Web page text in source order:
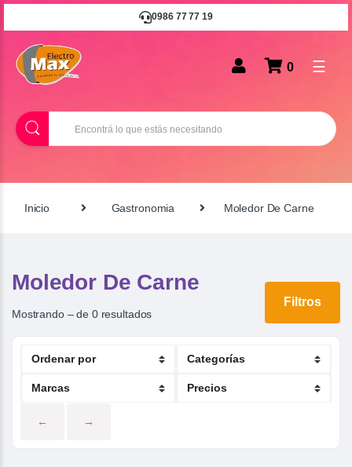
0986 77 77 19
B
u
0 ☰
Inicio Gastronomia Moledor De Carne
Moledor De Carne
Mostrando – de 0 resultados
Filtros
← →